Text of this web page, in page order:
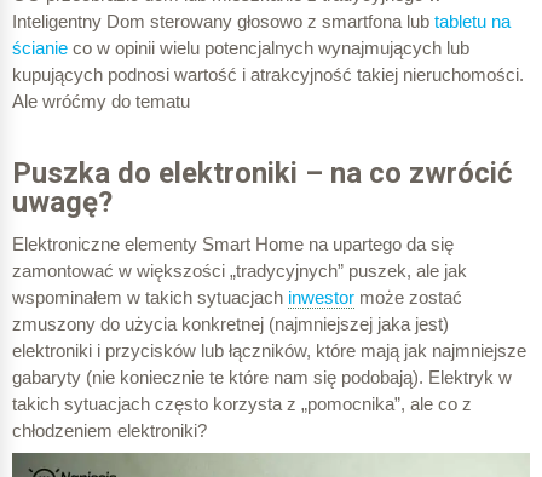
Puszka do elektroniki SE2x60D
20,92 zł (cena za szt)
Wartość puszek „standardowych”
26,10 zł
65,25 zł
Wartość puszek do elektroniki
Inteligentny Dom sterowany głosowo z smartfona lub tabletu na
ścianie co w opinii wielu potencjalnych wynajmujących lub
kupujących podnosi wartość i atrakcyjność takiej nieruchomości.
Ale wróćmy do tematu
Puszka do elektroniki – na co zwrócić
uwagę?
Elektroniczne elementy Smart Home na upartego da się
zamontować w większości „tradycyjnych” puszek, ale jak
wspominałem w takich sytuacjach inwestor może zostać
zmuszony do użycia konkretnej (najmniejszej jaka jest)
elektroniki i przycisków lub łączników, które mają jak najmniejsze
gabaryty (nie koniecznie te które nam się podobają). Elektryk w
takich sytuacjach często korzysta z „pomocnika”, ale co z
chłodzeniem elektroniki?